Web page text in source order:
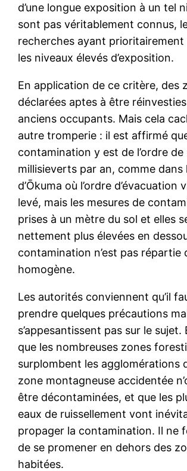
d’une longue exposition à un tel
sont pas véritablement connus,
recherches ayant
les niveaux élevés d’exposition.
En application de ce critère, des
déclarées aptes à être
anciens occupants. Mais cela
autre tromperie : il est affirmé
contamination y est de l’ordre de
millisieverts par an, comme dans
d’Ōkuma où l’ordre d’évacuation
levé, mais les mesures de
prises à un mètre du sol et elles
nettement plus élevées en
contamination n’est pas répartie
homogène.
Les autorités conviennent qu’il
prendre quelques précautions
s’appesantissent pas sur le sujet.
que les nombreuses zones
surplombent les agglomérations
zone montagneuse accidentée
être décontaminées, et que les
eaux de ruissellement vont
propager la contamination. Il ne
de se promener en dehors des
habitées.